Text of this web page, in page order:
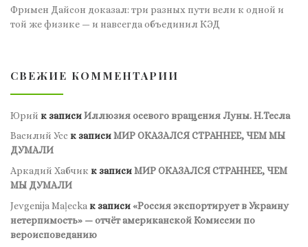
Фримен Дайсон доказал: три разных пути вели к одной и
той же физике — и навсегда объединил КЭД
СВЕЖИЕ КОММЕНТАРИИ
Юрий к записиИллюзия осевого вращения Луны. Н.Тесла
Василий Усс к записиМИР ОКАЗАЛСЯ СТРАННЕЕ, ЧЕМ МЫ
ДУМАЛИ
Аркадий Хабчик к записиМИР ОКАЗАЛСЯ СТРАННЕЕ, ЧЕМ
МЫ ДУМАЛИ
Jevgenija Maļecka к записи«Россия экспортирует в Украину
нетерпимость» — отчёт американской Комиссии по
вероисповеданию